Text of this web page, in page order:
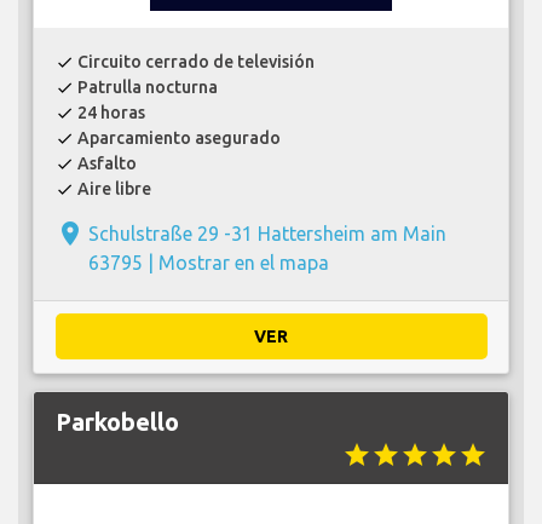
check Circuito cerrado de televisión
check Patrulla nocturna
check 24 horas
check Aparcamiento asegurado
check Asfalto
check Aire libre
place Schulstraße 29 -31 Hattersheim am Main
63795 | Mostrar en el mapa
VER
Parkobello
starstarstarstarstar